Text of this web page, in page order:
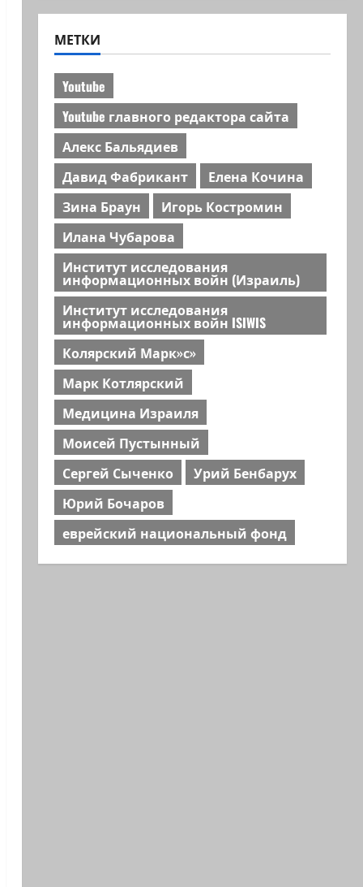
МЕТКИ
Youtube
Youtube главного редактора сайта
Алекс Бальядиев
Давид Фабрикант
Елена Кочина
Зина Браун
Игорь Костромин
Илана Чубарова
Институт исследования
информационных войн (Израиль)
Институт исследования
информационных войн ISIWIS
Колярский Марк»с»
Марк Котлярский
Медицина Израиля
Моисей Пустынный
Сергей Сыченко
Урий Бенбарух
Юрий Бочаров
еврейский национальный фонд